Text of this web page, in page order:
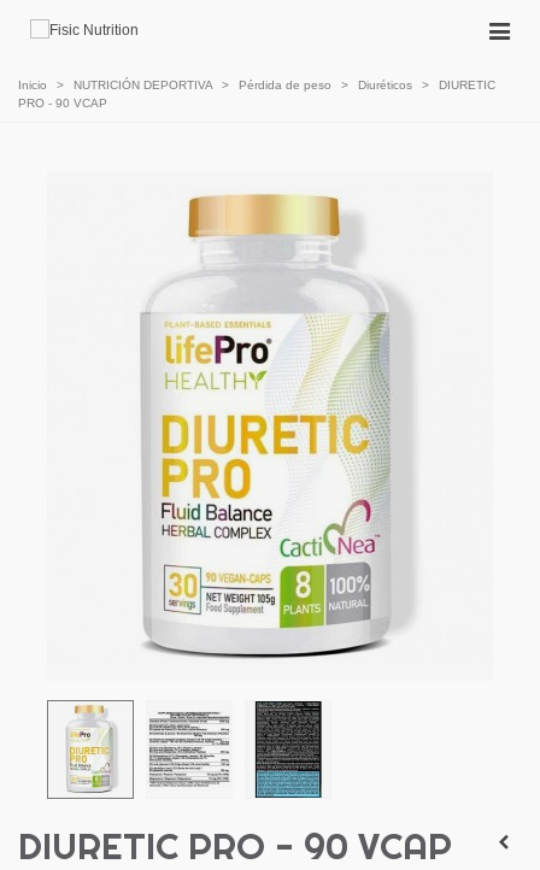
Inicio > NUTRICIÓN DEPORTIVA > Pérdida de peso > Diuréticos >
DIURETIC
PRO - 90 VCAP
DIURETIC PRO - 90 VCAP